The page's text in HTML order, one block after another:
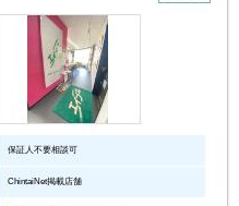
保証人不要相談可
ChintaiNet掲載店舗